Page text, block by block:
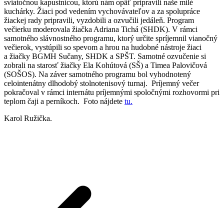
sviatočnou kapustnicou, ktorú nám opäť pripravili naše milé
kuchárky. Žiaci pod vedením vychovávateľov a za spolupráce
žiackej rady pripravili, vyzdobili a ozvučili jedáleň. Program
večierku moderovala žiačka Adriana Tichá (SHDK). V rámci
samotného slávnostného programu, ktorý určite spríjemnil vianočný
večierok, vystúpili so spevom a hrou na hudobné nástroje žiaci
a žiačky BGMH Sučany, SHDK a SPŠT. Samotné ozvučenie si
zobrali na starosť žiačky Ela Kohútová (SŠ) a Timea Palovičová
(SOŠOS). Na záver samotného programu bol vyhodnotený
celointenátny dlhodobý stolnotenisový turnaj. Príjemný večer
pokračoval v rámci internátu príjemnými spoločnými rozhovormi pri
teplom čaji a perníkoch. Foto nájdete tu.
Karol Ružička.